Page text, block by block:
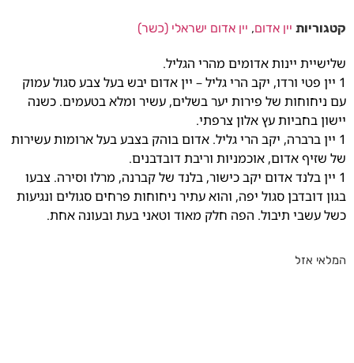
קטגוריות יין אדום, יין אדום ישראלי (כשר)
שלישיית יינות אדומים מהרי הגליל.
1 יין פטי ורדו, יקב הרי גליל – יין אדום יבש בעל צבע סגול עמוק
עם ניחוחות של פירות יער בשלים, עשיר ומלא בטעמים. כשנה
יישון בחביות עץ אלון צרפתי.
1 יין ברברה, יקב הרי גליל. אדום בוהק בצבע בעל ארומות עשירות
של שזיף אדום, אוכמניות וריבת דובדבנים.
1 יין בלנד אדום יקב כישור, בלנד של קברנה, מרלו וסירה. צבעו
בגון דובדבן סגול יפה, והוא עתיר ניחוחות פרחים סגולים ונגיעות
כשל עשבי תיבול. הפה חלק מאוד וטאני בעת ובעונה אחת.
המלאי אזל